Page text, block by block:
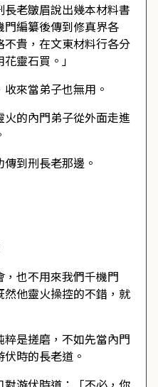
長老皺眉說出幾本材料書
編纂後傳到修真界各
貴，在文東材料行各分
靈石買。」
來當弟子也無用。
的內門弟子從外面走進
到刑長老那邊。
，也不用來我們千機門
他靈火操控的不錯，就
粹是搓磨，不如先當內門
時的長老道。